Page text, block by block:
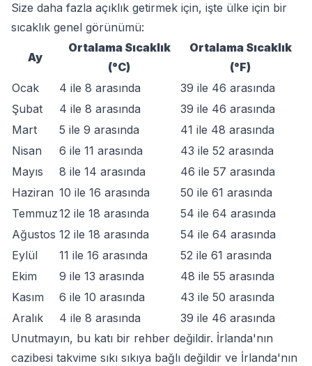
Size daha fazla açıklık getirmek için, işte ülke için bir
sıcaklık genel görünümü:
Ay
Ortalama Sıcaklık
(°C)
Ortalama Sıcaklık
(°F)
Ocak
4 ile 8 arasında
39 ile 46 arasında
Şubat
4 ile 8 arasında
39 ile 46 arasında
Mart
5 ile 9 arasında
41 ile 48 arasında
Nisan
6 ile 11 arasında
43 ile 52 arasında
Mayıs
8 ile 14 arasında
46 ile 57 arasında
Haziran 10 ile 16 arasında
50 ile 61 arasında
Temmuz12 ile 18 arasında
54 ile 64 arasında
Ağustos 12 ile 18 arasında
54 ile 64 arasında
Eylül
11 ile 16 arasında
52 ile 61 arasında
Ekim
9 ile 13 arasında
48 ile 55 arasında
Kasım
6 ile 10 arasında
43 ile 50 arasında
Aralık
4 ile 8 arasında
39 ile 46 arasında
Unutmayın, bu katı bir rehber değildir. İrlanda'nın
cazibesi takvime sıkı sıkıya bağlı değildir ve İrlanda'nın